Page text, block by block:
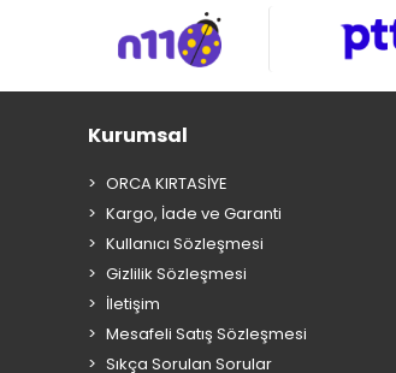
Kurumsal
ORCA KIRTASİYE
Kargo, İade ve Garanti
Kullanıcı Sözleşmesi
Gizlilik Sözleşmesi
İletişim
Mesafeli Satış Sözleşmesi
Sıkça Sorulan Sorular